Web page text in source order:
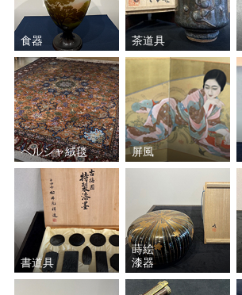
食器 茶道具
ペルシャ絨毯 屏風
書道具
蒔絵
漆器